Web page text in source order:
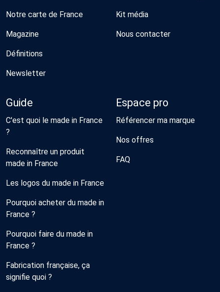
Notre carte de France
Magazine
Définitions
Newsletter
Kit média
Nous contacter
Guide
C'est quoi le made in France
?
Reconnaître un produit
made in France
Les logos du made in France
Pourquoi acheter du made in
France ?
Pourquoi faire du made in
France ?
Fabrication française, ça
signifie quoi ?
Espace pro
Référencer ma marque
Nos offres
FAQ